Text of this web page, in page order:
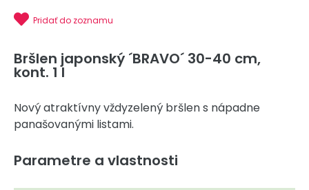
Pridať do zoznamu
Bršlen japonský ´BRAVO´ 30-40 cm,
kont. 1 l
Nový atraktívny vždyzelený bršlen s nápadne
panašovanými listami.
Parametre a vlastnosti